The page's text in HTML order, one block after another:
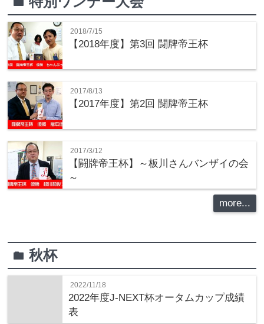
2018/7/15
【2018年度】第3回 闘牌帝王杯
2017/8/13
【2017年度】第2回 闘牌帝王杯
2017/3/12
【闘牌帝王杯】～板川さんバンザイの会
～
more...
folder秋杯
2022/11/18
2022年度J-NEXT杯オータムカップ成績
表